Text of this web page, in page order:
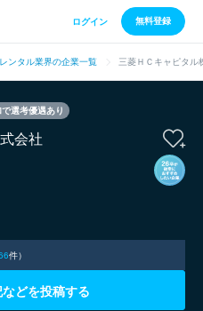
ログイン 無料登録
ンタル業界の企業一覧 三菱ＨＣキャピタル
選考優遇あり
会社
件）
どを投稿する